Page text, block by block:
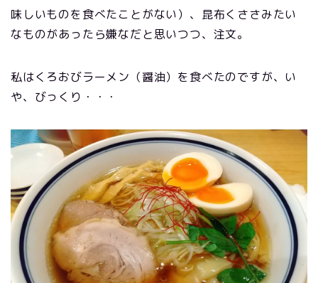
味しいものを食べたことがない）、昆布くささみたい
なものがあったら嫌なだと思いつつ、注文。
私はくろおびラーメン（醤油）を食べたのですが、い
や、びっくり・・・